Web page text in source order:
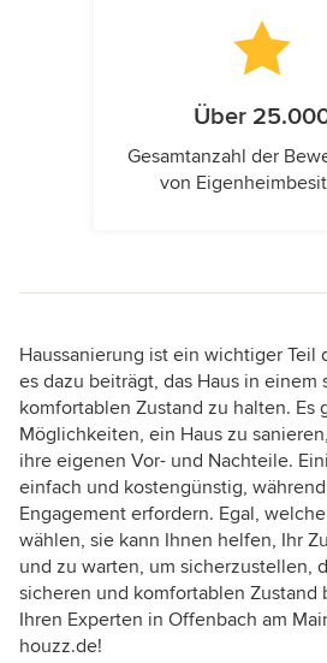
Über
Gesamtanzahl der
von
Haussanierung ist ein wichtiger Teil
es dazu beiträgt, das Haus in einem
komfortablen Zustand zu halten. Es
Möglichkeiten, ein Haus zu
ihre eigenen Vor- und Nachteile.
einfach und kostengünstig,
Engagement erfordern. Egal,
wählen, sie kann Ihnen helfen, Ihr
und zu warten, um sicherzustellen,
sicheren und komfortablen Zustand
Ihren Experten in Offenbach am
houzz.de!